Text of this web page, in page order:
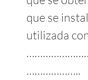
que se
utilizada
………………..